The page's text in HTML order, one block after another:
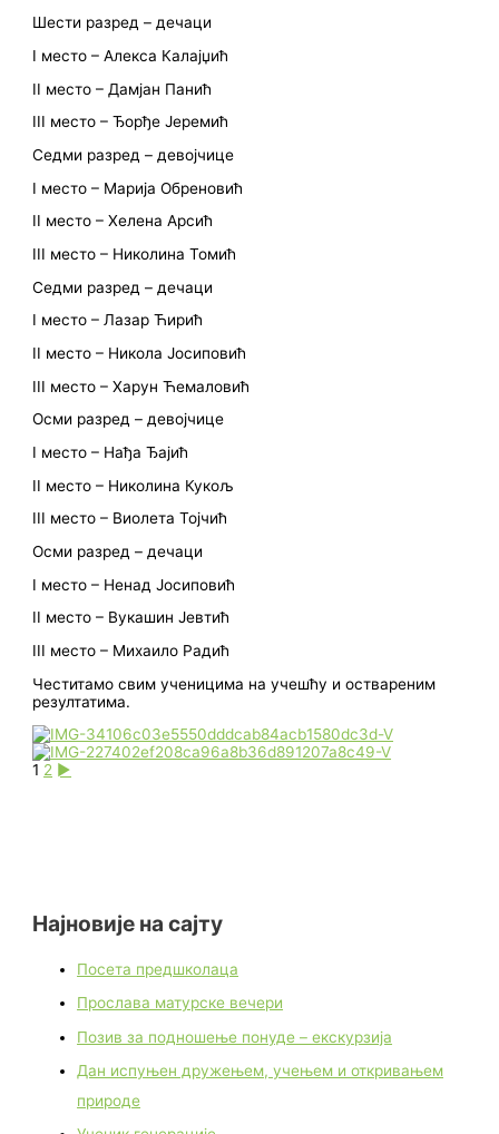
Шести разред – дечаци
I место – Алекса Калајџић
II место – Дамјан Панић
III место – Ђорђе Јеремић
Седми разред – девојчице
I место – Марија Обреновић
II место – Хелена Арсић
III место – Николина Томић
Седми разред – дечаци
I место – Лазар Ћирић
II место – Никола Јосиповић
III место – Харун Ћемаловић
Осми разред – девојчице
I место – Нађа Ђајић
II место – Николина Кукољ
III место – Виолета Тојчић
Осми разред – дечаци
I место – Ненад Јосиповић
II место – Вукашин Јевтић
III место – Михаило Радић
Честитамо свим ученицима на учешћу и оствареним
резултатима.
1 2 ►
Најновије на сајту
Посета предшколаца
Прослава матурске вечери
Позив за подношење понуде – екскурзија
Дан испуњен дружењем, учењем и откривањем
природе